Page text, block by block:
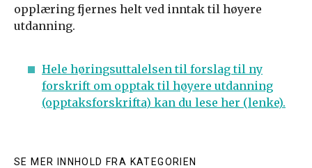
opplæring fjernes helt ved inntak til høyere
utdanning.
Hele høringsuttalelsen til forslag til ny
forskrift om opptak til høyere utdanning
(opptaksforskrifta) kan du lese her (lenke).
SE MER INNHOLD FRA KATEGORIEN